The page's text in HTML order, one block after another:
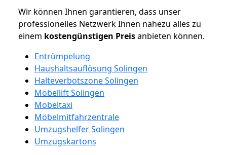
Wir können Ihnen garantieren, dass unser
professionelles Netzwerk Ihnen nahezu alles zu
einem kostengünstigen Preisanbieten können.
Entrümpelung
Haushaltsauflösung Solingen
Halteverbotszone Solingen
Möbellift Solingen
Möbeltaxi
Möbelmitfahrzentrale
Umzugshelfer Solingen
Umzugskartons